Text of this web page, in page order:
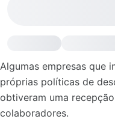
Algumas empresas que
próprias políticas de
obtiveram uma
colaboradores.